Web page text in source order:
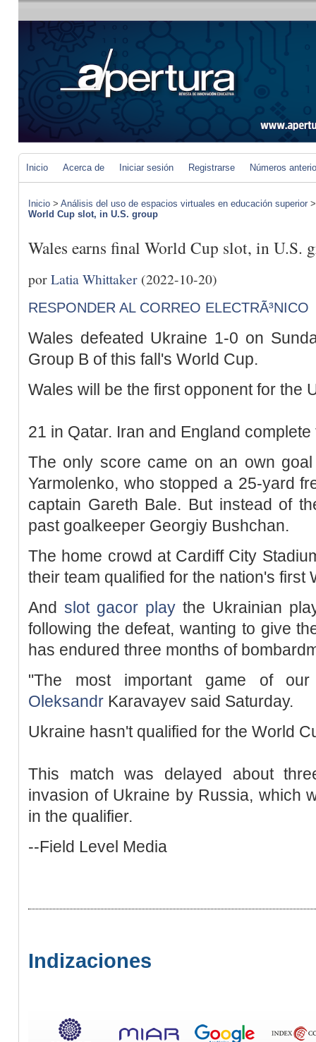
Inicio Acerca de Iniciar sesión Registrarse Números
Inicio > Análisis del uso de espacios virtuales en educación superior
World Cup slot, in U.S. group
Wales earns final World Cup slot, in U.S.
porLatia Whittaker (2022-10-20)
RESPONDER AL CORREO ELECTRÃ³NICO
Wales defeated Ukraine 1-0 on
Group B of this fall's World Cup.
Wales will be the first opponent for the
21 in Qatar. Iran and England
The only score came on an own
Yarmolenko, who stopped a 25-yard
captain Gareth Bale. But instead of
past goalkeeper Georgiy Bushchan.
The home crowd at Cardiff City
their team qualified for the nation's first
And slot gacor play the Ukrainian
following the defeat, wanting to give
has endured three months of
"The most important game of our
Oleksandr Karavayev said Saturday.
Ukraine hasn't qualified for the World
This match was delayed about
invasion of Ukraine by Russia, which
in the qualifier.
--Field Level Media
Indizaciones